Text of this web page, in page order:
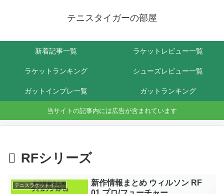
テニスタイガーの部屋
新着記事一覧 ラケットレビュー一覧
ラケットランキング シューズレビュー一覧
ガットインプレ一覧 ガットランキング
当サイトの記事内には広告が含まれています
RFシリーズ
テニスラケットインプレ
新作情報まとめ ウィルソン RF